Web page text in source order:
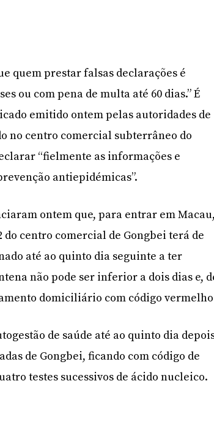
quem prestar falsas declarações é
ou com pena de multa até 60 dias.” É
emitido ontem pelas autoridades de
no centro comercial subterrâneo do
“fielmente as informações e
antiepidémicas”.
ontem que, para entrar em
do centro comercial de Gongbei terá de
até ao quinto dia seguinte a ter
não pode ser inferior a dois dias e,
domiciliário com código vermelho
de saúde até ao quinto dia
de Gongbei, ficando com código de
testes sucessivos de ácido nucleico.